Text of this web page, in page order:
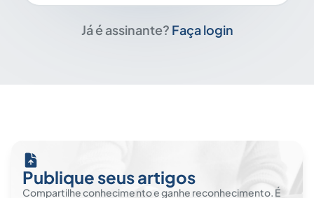
Já é assinante? Faça login
Publique seus artigos
Compartilhe conhecimento e ganhe reconhecimento. É